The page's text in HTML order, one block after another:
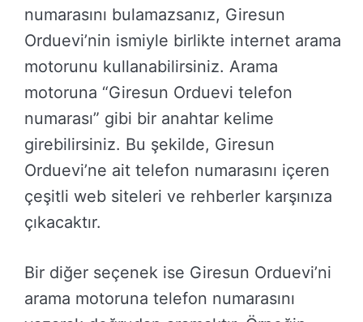
numarasını bulamazsanız, Giresun
Orduevi’nin ismiyle birlikte internet arama
motorunu kullanabilirsiniz. Arama
motoruna “Giresun Orduevi telefon
numarası” gibi bir anahtar kelime
girebilirsiniz. Bu şekilde, Giresun
Orduevi’ne ait telefon numarasını içeren
çeşitli web siteleri ve rehberler karşınıza
çıkacaktır.
Bir diğer seçenek ise Giresun Orduevi’ni
arama motoruna telefon numarasını